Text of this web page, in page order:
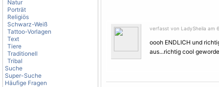
Natur
Porträt
Religiös
Schwarz-Weiß
Tattoo-Vorlagen
Text
Tiere
Traditionell
Tribal
Suche
Super-Suche
Häufige Fragen
verfasst von LadySheila am
oooh ENDLICH und
aus...richtig cool